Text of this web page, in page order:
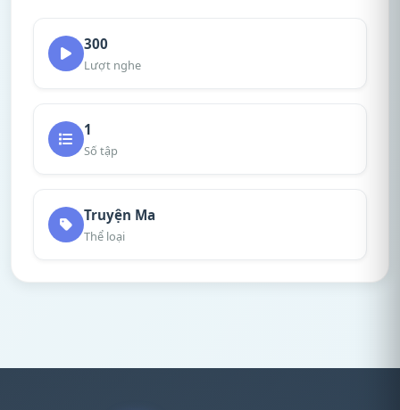
300
Lượt nghe
1
Số tập
Truyện Ma
Thể loại